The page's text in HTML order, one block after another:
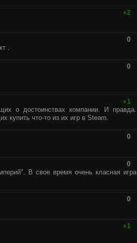
+2
0
.
0
+1
о достоинствах компании. И правда.
купить что-то из их игр в Steam.
0
0
В свое время очень класная игра
0
+1